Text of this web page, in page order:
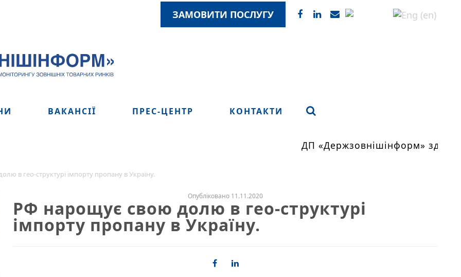
ЗАМОВИТИ ПОСЛУГУ
ВАКАНСІЇ ПРЕС-ЦЕНТР КОНТАКТИ
ДП «Держзовнішінформ»
в гео-структурі імпорту пропану в Україну.
Опубліковано 11.11.2020
РФ нарощує свою долю в гео-структурі
імпорту пропану в Україну.